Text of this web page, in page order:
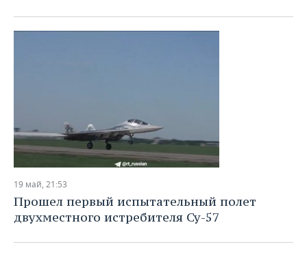
19 май, 21:53
Прошел первый испытательный полет
двухместного истребителя Су-57